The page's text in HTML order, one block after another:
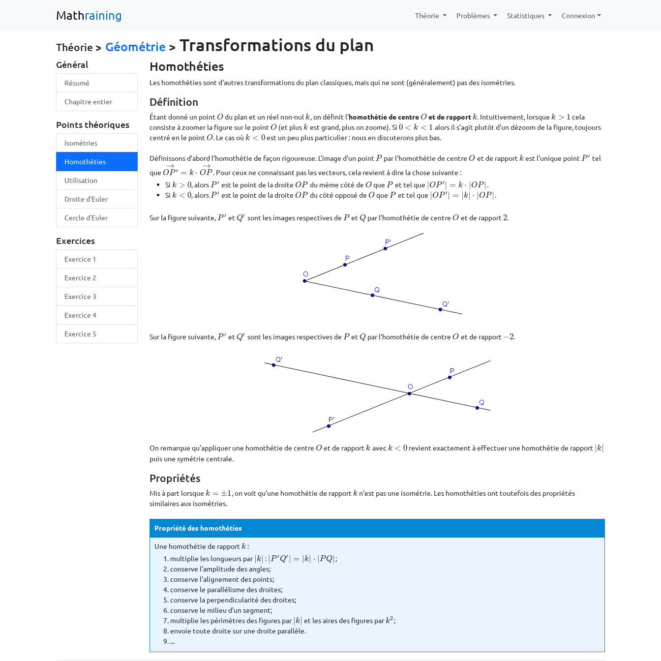
Mathraining Théorie Problèmes Statistiques Connexion
Théorie > Géométrie > Transformations du plan
Général
Résumé
Chapitre entier
Points théoriques
Isométries
Homothéties
Utilisation
Droite d'Euler
Cercle d'Euler
Exercices
Exercice 1
Exercice 2
Exercice 3
Exercice 4
Exercice 5
Homothéties
Les homothéties sont d'autres transformations du plan classiques, mais qui ne sont (généralement) pas des isométries.
Définition
Étant donné un point O
O du plan et un réel non-nul k
k , on définit l'homothétie de centreO
Oet de rapportk
k. Intuitivement, lorsque k > 1
k>1
cela
consiste à zoomer la figure sur le point O
O (et plus k
k est grand, plus on zoome). Si 0 < k < 1
0<k<1
alors il s'agit plutôt d'un dézoom de la figure, toujours
centré en le point O
O. Le cas où k < 0
k<0 est un peu plus particulier : nous en discuterons plus bas.
Définissons d'abord l'homothétie de façon rigoureuse. L'image d'un point P
P par l'homothétie de centreO
O et de rapport k
kest l'unique point P ′
P′
tel
que OP ′
→
= k ⋅ OP
→
OP′→ =k ⋅O P→
. Pour ceux ne connaissant pas les vecteurs, cela revient à dire la chose suivante :
Si k > 0
k> 0 , alors P ′
P′ est le point de la droiteOP
OP du même côté deO
O que P
P et tel que OP ′ = k ⋅ |OP|
OP′|= ⋅|OP |
.
Si k < 0
k< 0 , alors P ′
P′ est le point de la droiteOP
OP du côté opposé deO
O que P
P et tel que OP ′ = k| ⋅ |OP|
OP′|= k|⋅| OP .
Sur la figure suivante,P ′
P′ etQ′
Q′ sont les images respectives de P
P et Q
Q par l'homothétie de centreO
O et de rapport 2
2.
Sur la figure suivante,P ′
P′ etQ′
Q′ sont les images respectives de P
P et Q
Q par l'homothétie de centreO
O et de rapport −2
−2 .
On remarque qu'appliquer une homothétie de centre O
O et de rapport k
k avec k < 0
k<0 revient exactement à effectuer une homothétie de rapport k|
k|
puis une symétrie centrale.
Propriétés
Mis à part lorsque k = ±1
k= ±1 , on voit qu'une homothétie de rapport k
kn'est pas une isométrie. Les homothéties ont toutefois des propriétés
similaires aux isométries.
Propriété des homothéties
Une homothétie de rapport k
k :
multiplie les longueurs par |k|
k| : |P ′Q′ | = |k| ⋅ |PQ|
P′Q′|= k|⋅| PQ
;
conserve l'amplitude des angles;
conserve l'alignement des points;
conserve le parallélisme des droites;
conserve la perpendicularité des droites;
conserve le milieu d'un segment;
multiplie les périmètres des figures par |k|
k| et les aires des figures park2
k2;
envoie toute droite sur une droite parallèle.
...